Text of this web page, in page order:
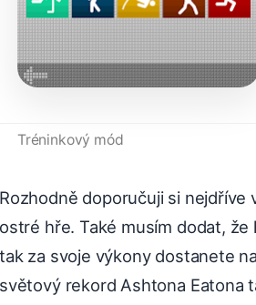
Tréninkový mód
Rozhodně doporučuji si
ostré hře. Také musím dodat,
tak za svoje výkony dostanete
světový rekord Ashtona Eatona